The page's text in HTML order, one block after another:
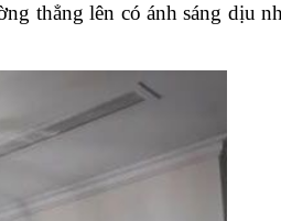
thẳng lên có ánh sáng dịu